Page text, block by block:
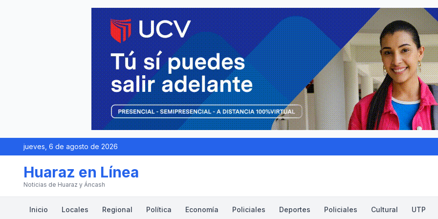
jueves, 6 de agosto de 2026
Huaraz en Línea
Noticias de Huaraz y Áncash
Inicio Locales Regional Política Economía Policiales Deportes Policiales Cultural UTP